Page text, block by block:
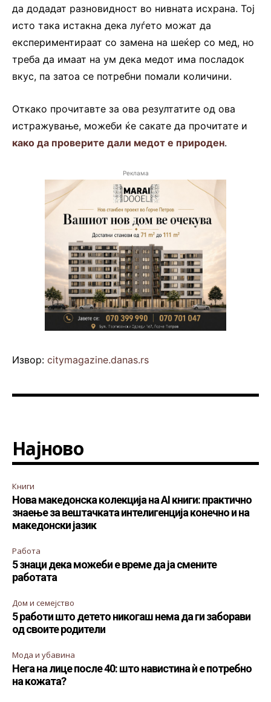
да додадат разновидност во нивната исхрана. Тој
исто така истакна дека луѓето можат да
експериментираат со замена на шеќер со мед, но
треба да имаат на ум дека медот има посладок
вкус, па затоа се потребни помали количини.
Откако прочитавте за ова резултатите од ова
истражување, можеби ќе сакате да прочитате и
како да проверите дали медот е природен.
Реклама
Извор: citymagazine.danas.rs
Најново
Книги
Нова македонска колекција на AI книги: практично
знаење за вештачката интелигенција конечно и на
македонски јазик
Работа
5 знаци дека можеби е време да ја смените
работата
Дом и семејство
5 работи што детето никогаш нема да ги заборави
од своите родители
Мода и убавина
Нега на лице после 40: што навистина ѝ е потребно
на кожата?